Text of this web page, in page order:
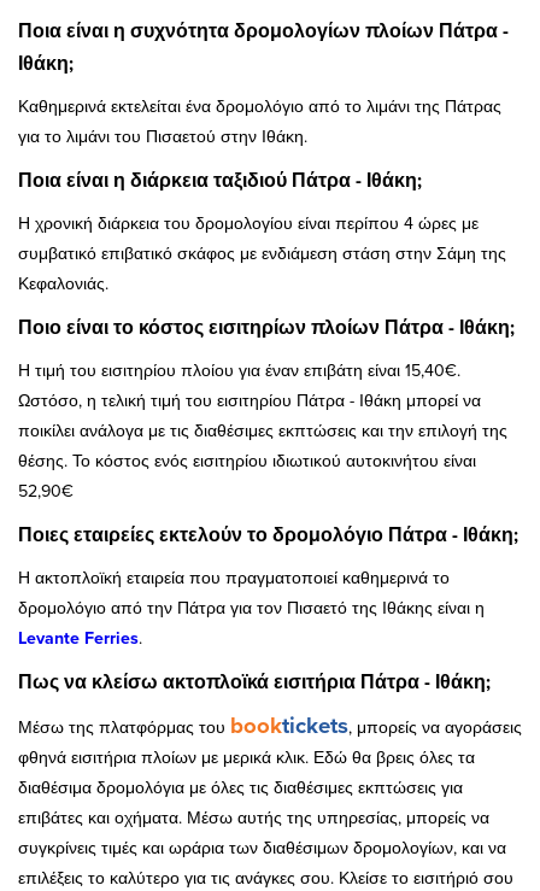
Ποια είναι η συχνότητα δρομολογίων πλοίων Πάτρα -
Ιθάκη;
Καθημερινά εκτελείται ένα δρομολόγιο από το λιμάνι της Πάτρας
για το λιμάνι του Πισαετού στην Ιθάκη.
Ποια είναι η διάρκεια ταξιδιού Πάτρα - Ιθάκη;
Η χρονική διάρκεια του δρομολογίου είναι περίπου 4 ώρες με
συμβατικό επιβατικό σκάφος με ενδιάμεση στάση στην Σάμη της
Κεφαλονιάς.
Ποιο είναι το κόστος εισιτηρίων πλοίων Πάτρα - Ιθάκη;
Η τιμή του εισιτηρίου πλοίου για έναν επιβάτη είναι 15,40€.
Ωστόσο, η τελική τιμή του εισιτηρίου Πάτρα - Ιθάκη μπορεί να
ποικίλει ανάλογα με τις διαθέσιμες εκπτώσεις και την επιλογή της
θέσης. Το κόστος ενός εισιτηρίου ιδιωτικού αυτοκινήτου είναι
52,90€
Ποιες εταιρείες εκτελούν το δρομολόγιο Πάτρα - Ιθάκη;
Η ακτοπλοϊκή εταιρεία που πραγματοποιεί καθημερινά το
δρομολόγιο από την Πάτρα για τον Πισαετό της Ιθάκης είναι η
Levante Ferries.
Πως να κλείσω ακτοπλοϊκά εισιτήρια Πάτρα - Ιθάκη;
Μέσω της πλατφόρμας του booktickets, μπορείς να αγοράσεις
φθηνά εισιτήρια πλοίων με μερικά κλικ. Εδώ θα βρεις όλες τα
διαθέσιμα δρομολόγια με όλες τις διαθέσιμες εκπτώσεις για
επιβάτες και οχήματα. Μέσω αυτής της υπηρεσίας, μπορείς να
συγκρίνεις τιμές και ωράρια των διαθέσιμων δρομολογίων, και να
επιλέξεις το καλύτερο για τις ανάγκες σου. Κλείσε το εισιτήριό σου